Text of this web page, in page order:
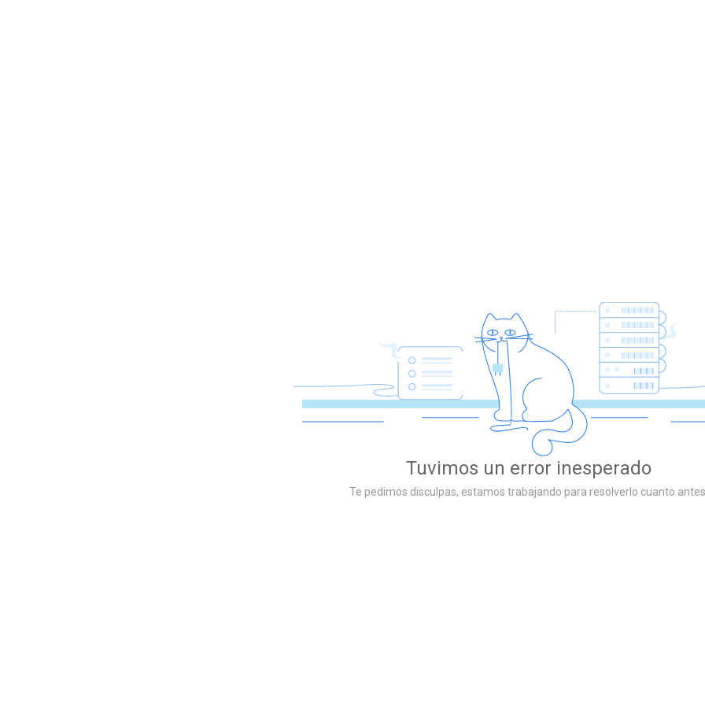
Tuvimos un error inesperado
Te pedimos disculpas, estamos trabajando para resolverlo cuanto